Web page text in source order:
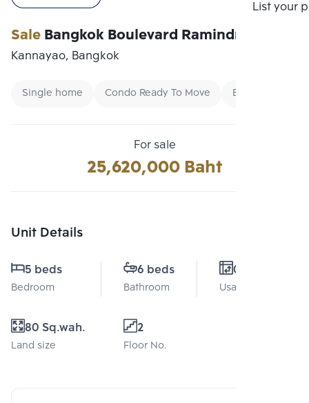
List your
SaleBangkok Boulevard Ramindra
Kannayao, Bangkok
Single home Condo Ready To Move Buy
For sale
25,620,000 Baht
Unit Details
5 beds
Bedroom
6 beds
Bathroom
0 Sq.m.
Usable area
80 Sq.wah.
Land size
2
Floor No.